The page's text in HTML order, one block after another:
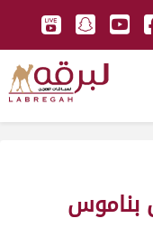
بناموس